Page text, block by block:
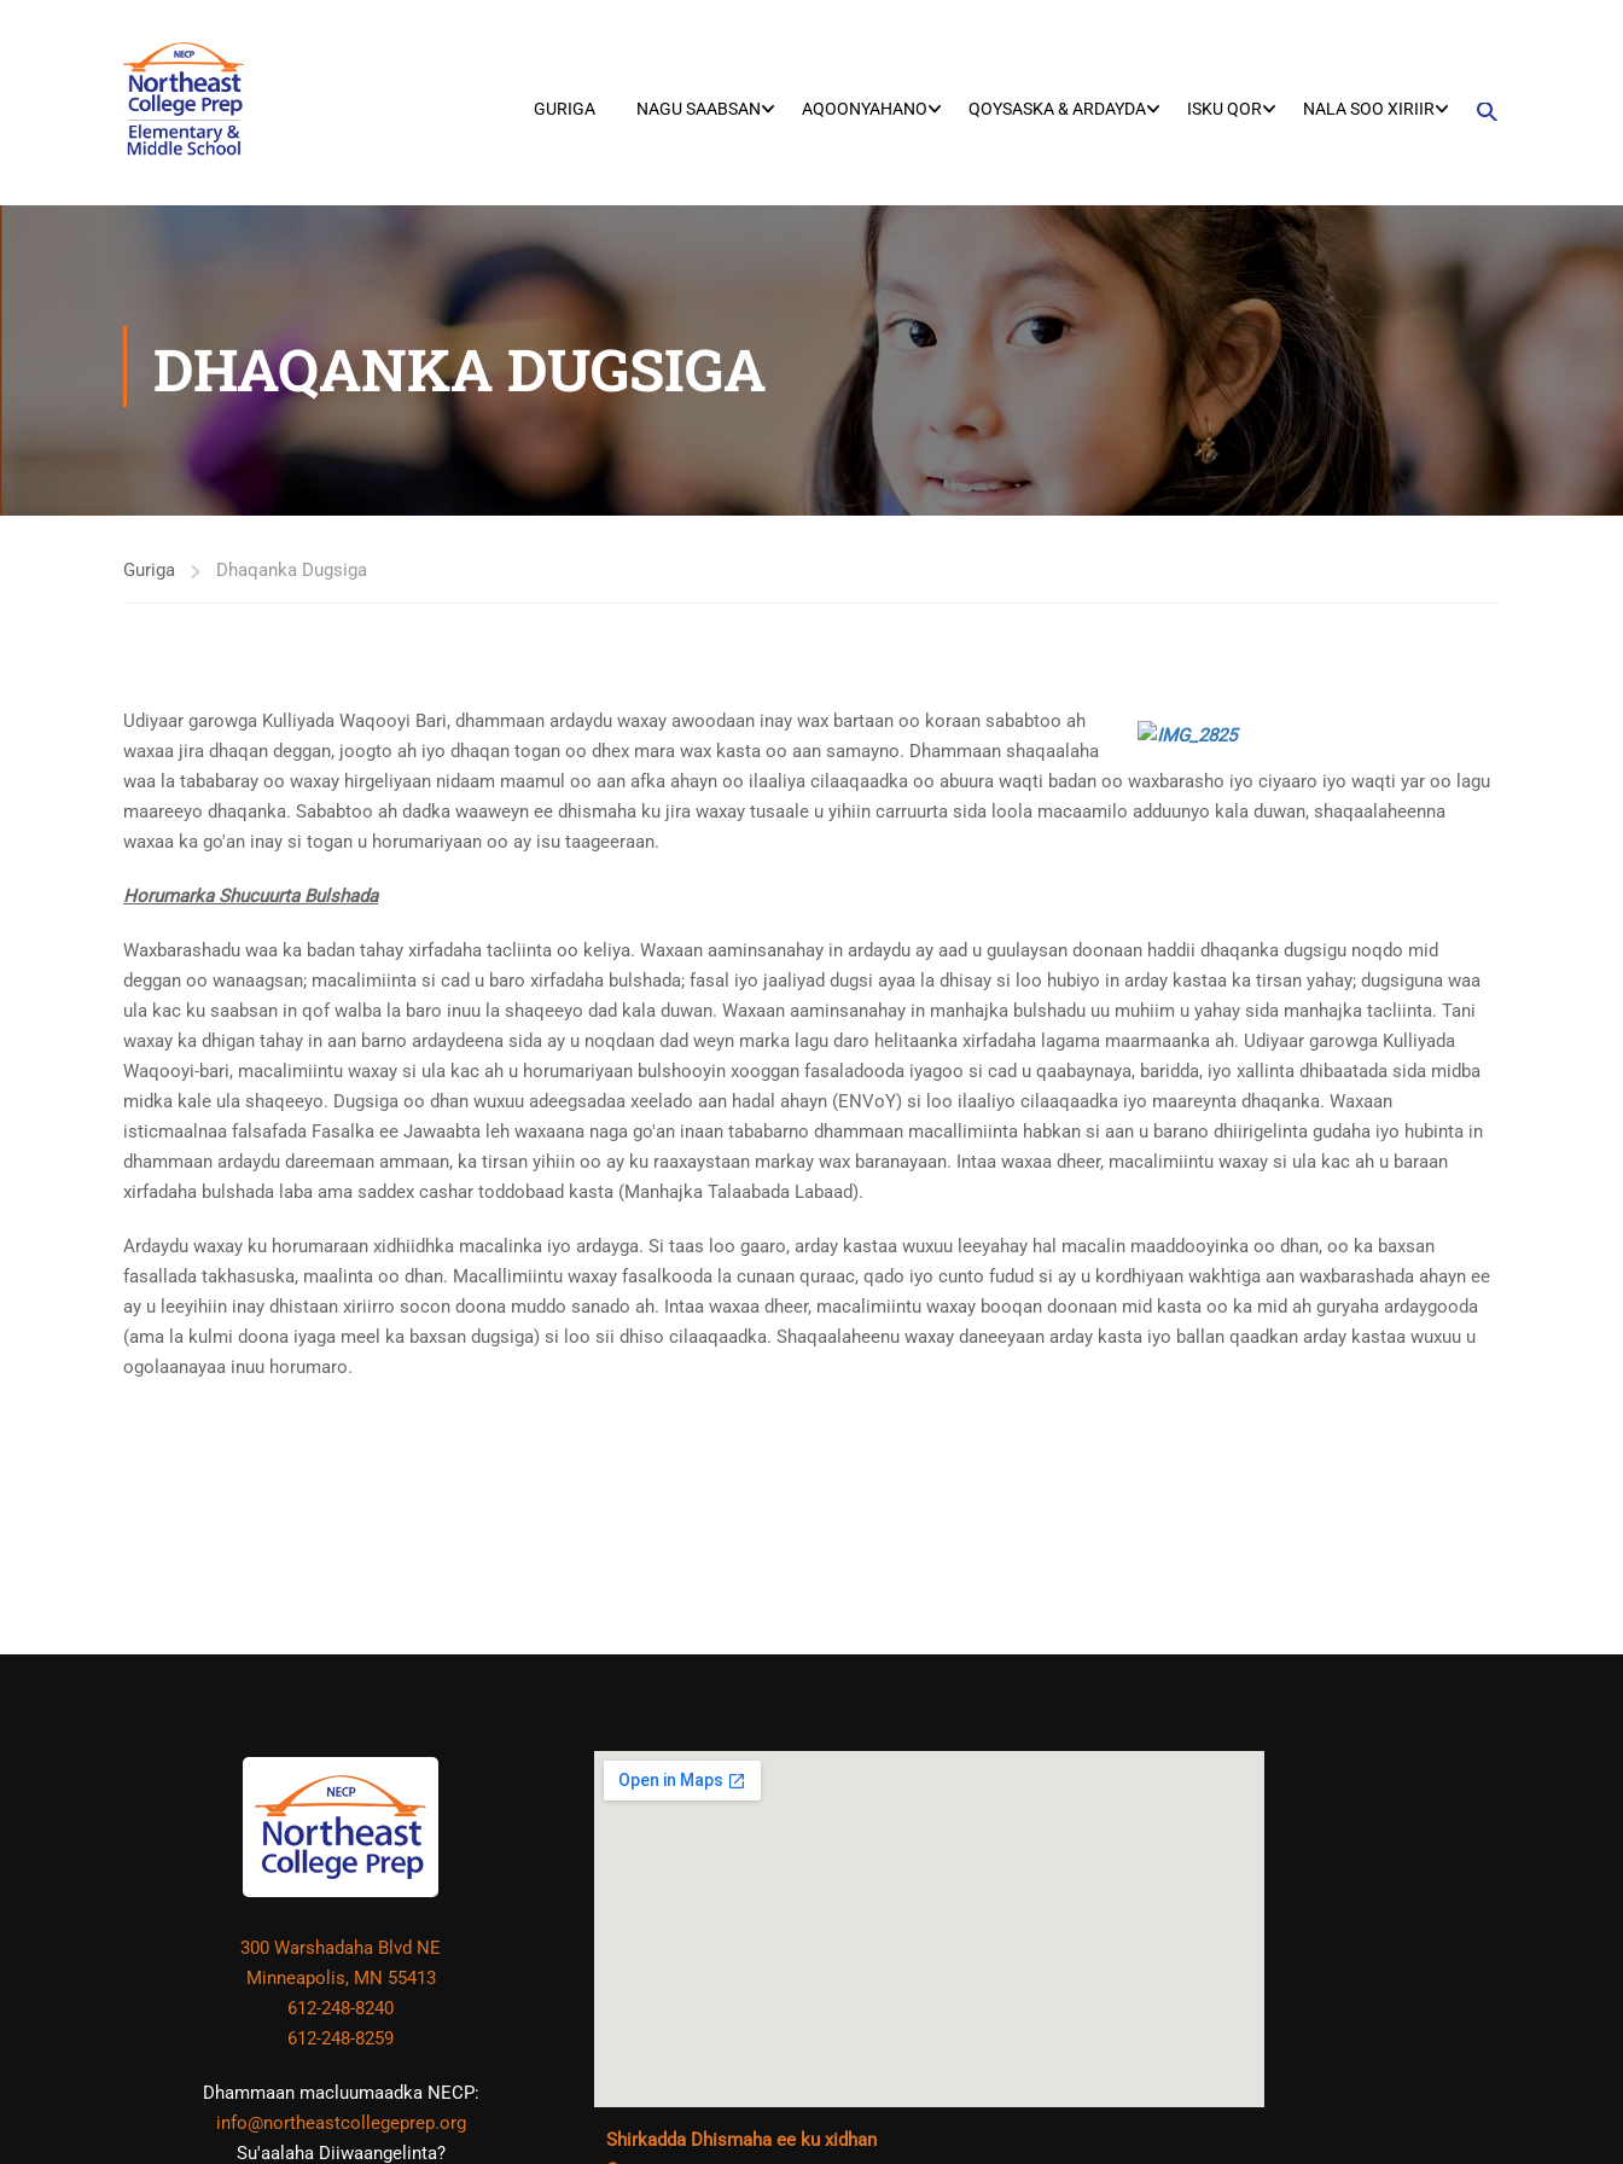
GURIGA NAGU SAABSAN AQOONYAHANO QOYSASKA & ARDAYDA ISKU QOR NALA SOO XIRIIR
DHAQANKA DUGSIGA
Guriga Dhaqanka Dugsiga
Udiyaar garowga Kulliyada Waqooyi Bari, dhammaan ardaydu waxay awoodaan inay wax bartaan oo koraan sababtoo ah
waxaa jira dhaqan deggan, joogto ah iyo dhaqan togan oo dhex mara wax kasta oo aan samayno. Dhammaan shaqaalaha
waa la tababaray oo waxay hirgeliyaan nidaam maamul oo aan afka ahayn oo ilaaliya cilaaqaadka oo abuura waqti badan oo waxbarasho iyo ciyaaro iyo waqti yar oo lagu
maareeyo dhaqanka. Sababtoo ah dadka waaweyn ee dhismaha ku jira waxay tusaale u yihiin carruurta sida loola macaamilo adduunyo kala duwan, shaqaalaheenna
waxaa ka go'an inay si togan u horumariyaan oo ay isu taageeraan.
Horumarka Shucuurta Bulshada
Waxbarashadu waa ka badan tahay xirfadaha tacliinta oo keliya. Waxaan aaminsanahay in ardaydu ay aad u guulaysan doonaan haddii dhaqanka dugsigu noqdo mid
deggan oo wanaagsan; macalimiinta si cad u baro xirfadaha bulshada; fasal iyo jaaliyad dugsi ayaa la dhisay si loo hubiyo in arday kastaa ka tirsan yahay; dugsiguna waa
ula kac ku saabsan in qof walba la baro inuu la shaqeeyo dad kala duwan. Waxaan aaminsanahay in manhajka bulshadu uu muhiim u yahay sida manhajka tacliinta. Tani
waxay ka dhigan tahay in aan barno ardaydeena sida ay u noqdaan dad weyn marka lagu daro helitaanka xirfadaha lagama maarmaanka ah. Udiyaar garowga Kulliyada
Waqooyi-bari, macalimiintu waxay si ula kac ah u horumariyaan bulshooyin xooggan fasaladooda iyagoo si cad u qaabaynaya, baridda, iyo xallinta dhibaatada sida midba
midka kale ula shaqeeyo. Dugsiga oo dhan wuxuu adeegsadaa xeelado aan hadal ahayn (ENVoY) si loo ilaaliyo cilaaqaadka iyo maareynta dhaqanka. Waxaan
isticmaalnaa falsafada Fasalka ee Jawaabta leh waxaana naga go'an inaan tababarno dhammaan macallimiinta habkan si aan u barano dhiirigelinta gudaha iyo hubinta in
dhammaan ardaydu dareemaan ammaan, ka tirsan yihiin oo ay ku raaxaystaan markay wax baranayaan. Intaa waxaa dheer, macalimiintu waxay si ula kac ah u baraan
xirfadaha bulshada laba ama saddex cashar toddobaad kasta (Manhajka Talaabada Labaad).
Ardaydu waxay ku horumaraan xidhiidhka macalinka iyo ardayga. Si taas loo gaaro, arday kastaa wuxuu leeyahay hal macalin maaddooyinka oo dhan, oo ka baxsan
fasallada takhasuska, maalinta oo dhan. Macallimiintu waxay fasalkooda la cunaan quraac, qado iyo cunto fudud si ay u kordhiyaan wakhtiga aan waxbarashada ahayn ee
ay u leeyihiin inay dhistaan xiriirro socon doona muddo sanado ah. Intaa waxaa dheer, macalimiintu waxay booqan doonaan mid kasta oo ka mid ah guryaha ardaygooda
(ama la kulmi doona iyaga meel ka baxsan dugsiga) si loo sii dhiso cilaaqaadka. Shaqaalaheenu waxay daneeyaan arday kasta iyo ballan qaadkan arday kastaa wuxuu u
ogolaanayaa inuu horumaro.
300 Warshadaha Blvd NE
Minneapolis, MN 55413
612-248-8240
612-248-8259
Dhammaan macluumaadka NECP:
info@northeastcollegeprep.org
Su'aalaha Diiwaangelinta?
Shirkadda Dhismaha ee ku xidhan